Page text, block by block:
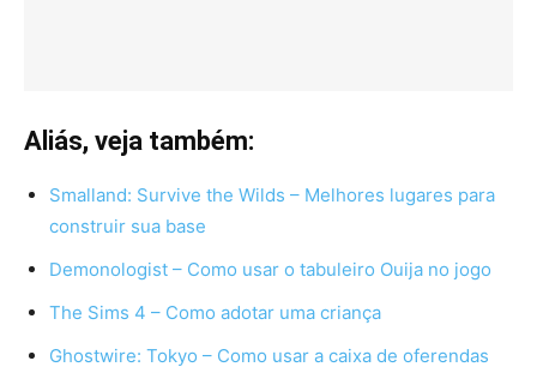
Aliás, veja também:
Smalland: Survive the Wilds – Melhores lugares para
construir sua base
Demonologist – Como usar o tabuleiro Ouija no jogo
The Sims 4 – Como adotar uma criança
Ghostwire: Tokyo – Como usar a caixa de oferendas